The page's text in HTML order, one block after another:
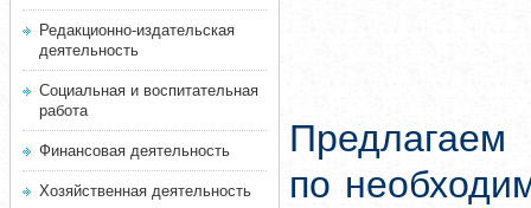
Редакционно-издательская
деятельность
Социальная и воспитательная
работа
Финансовая деятельность
Хозяйственная деятельность
Предлагаем
по